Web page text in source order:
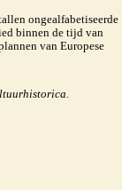
ongealfabetiseerde
binnen de tijd van
van Europese